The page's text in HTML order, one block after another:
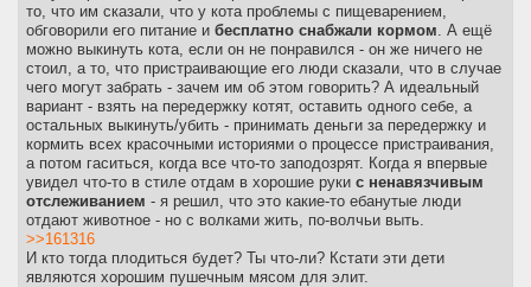
то, что им сказали, что у кота проблемы с пищеварением,
обговорили его питание и бесплатно снабжали кормом . А ещё
можно выкинуть кота, если он не понравился - он же ничего не
стоил, а то, что пристраивающие его люди сказали, что в случае
чего могут забрать - зачем им об этом говорить? А идеальный
вариант - взять на передержку котят, оставить одного себе, а
остальных выкинуть/убить - принимать деньги за передержку и
кормить всех красочными историями о процессе пристраивания,
а потом гаситься, когда все что-то заподозрят. Когда я впервые
увидел что-то в стиле отдам в хорошие руки с ненавязчивым
отслеживанием - я решил, что это какие-то ебанутые люди
отдают животное - но с волками жить, по-волчьи выть.
>>161316
И кто тогда плодиться будет? Ты что-ли? Кстати эти дети
являются хорошим пушечным мясом для элит.